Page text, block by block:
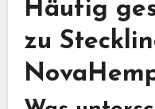
Häufig
zu